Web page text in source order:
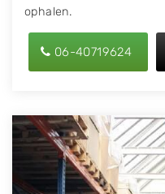
ophalen.
06-40719624